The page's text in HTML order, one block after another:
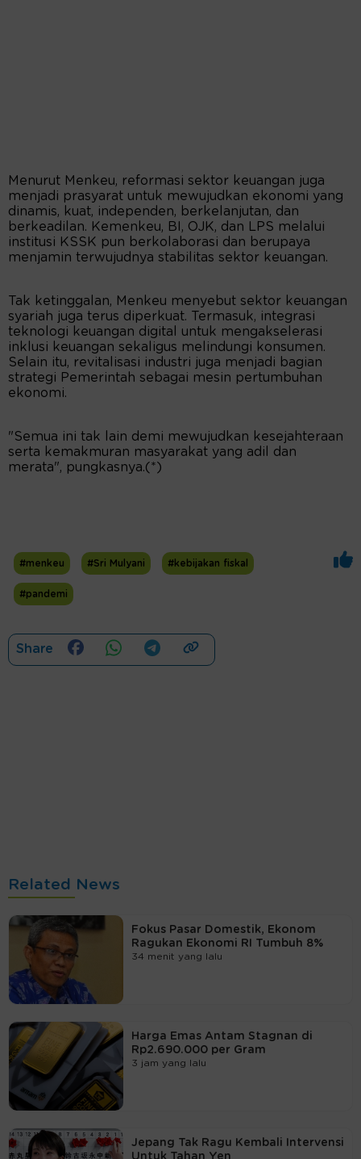
Menurut Menkeu, reformasi sektor keuangan juga
menjadi prasyarat untuk mewujudkan ekonomi yang
dinamis, kuat, independen, berkelanjutan, dan
berkeadilan. Kemenkeu, BI, OJK, dan LPS melalui
institusi KSSK pun berkolaborasi dan berupaya
menjamin terwujudnya stabilitas sektor keuangan.
Tak ketinggalan, Menkeu menyebut sektor keuangan
syariah juga terus diperkuat. Termasuk, integrasi
teknologi keuangan digital untuk mengakselerasi
inklusi keuangan sekaligus melindungi konsumen.
Selain itu, revitalisasi industri juga menjadi bagian
strategi Pemerintah sebagai mesin pertumbuhan
ekonomi.
"Semua ini tak lain demi mewujudkan kesejahteraan
serta kemakmuran masyarakat yang adil dan
merata", pungkasnya.(*)
#menkeu #Sri Mulyani #kebijakan fiskal
#pandemi
Share
Related News
Fokus Pasar Domestik, Ekonom
Ragukan Ekonomi RI Tumbuh 8%
34 menit yang lalu
Harga Emas Antam Stagnan di
Rp2.690.000 per Gram
3 jam yang lalu
Jepang Tak Ragu Kembali Intervensi
Untuk Tahan Yen